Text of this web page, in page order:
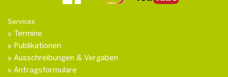
Services
Termine
Publikationen
Ausschreibungen & Vergaben
Antragsformulare